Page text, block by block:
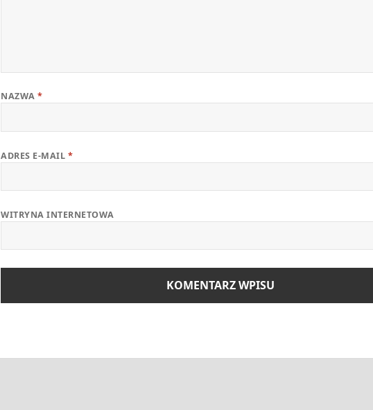
NAZWA*
ADRES E-MAIL *
WITRYNA INTERNETOWA